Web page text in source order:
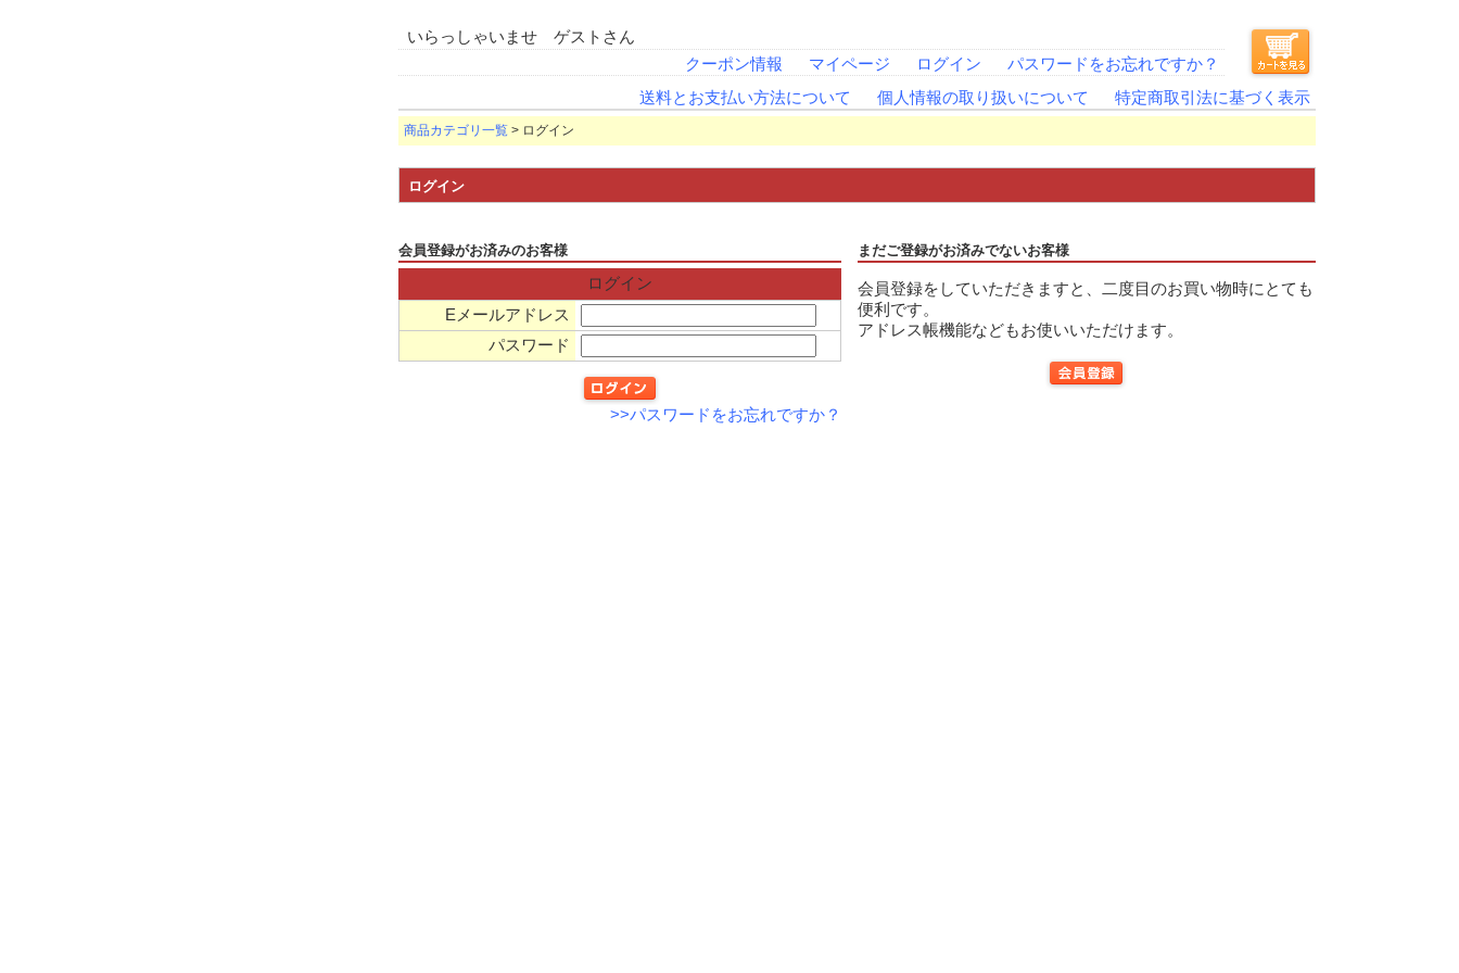
いらっしゃいませ ゲストさん
クーポン情報
マイページ ログイン
パスワードをお忘れですか？
送料とお支払い方法について
個人情報の取り扱いについて 特定商取引法に基づく表示
商品カテゴリ一覧 > ログイン
ログイン
会員登録がお済みのお客様
ログイン
Eメールアドレス
パスワード
>>パスワードをお忘れですか？
まだご登録がお済みでないお客様
会員登録をしていただきますと、二度目のお買い物時にとても
便利です。
アドレス帳機能などもお使いいただけます。